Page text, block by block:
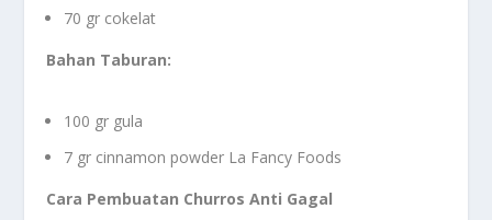
70 gr cokelat
Bahan Taburan:
100 gr gula
7 gr cinnamon powder La Fancy Foods
Cara Pembuatan Churros Anti Gagal